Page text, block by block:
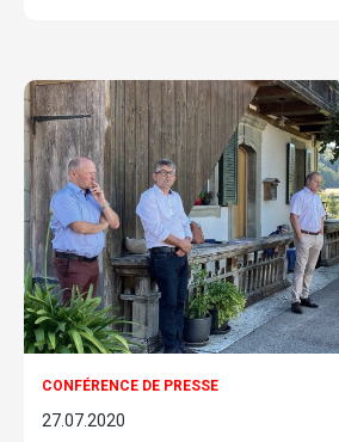
CONFÉRENCE DE PRESSE
27.07.2020